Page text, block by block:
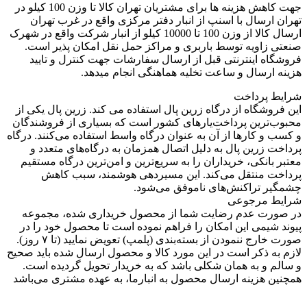
جهت کاهش هزینه ها برای مشتریان تهران کالا تا وزن 100 کیلو در
تهران ارسال با اسنپ از انبار دفتر مرکزی واقع در غرب تهران
ارسال کالا از وزن 100 تا 10000 کیلو از انبار شرکت واقع در شهرک
صنعتی زاویه توسط باربری و مراکز حمل نقل امکان پذیر است.
فروشگاه اینترنتی قبل از ارسال سفارشات جهت کنترل و تایید
هزینه ارسال و ساعت تخلیه هماهنگی انجام میدهد.
شرایط پرداخت
این فروشگاه از درگاه زرین پال استفاده می کند. زرین پال یکی از
محبوب‌ترین پرداخت‌یارهای کشور است که بسیاری از فروشندگان
و کسب و کارها از آن به عنوان درگاه واسط استفاده می‌کنند. درگاه
پرداخت زرین پال به دلیل اتصال همزمان به درگاه‌های متعدد و
معتبر بانکی، خریداران را به سریع‌ترین و امن‌ترین درگاه مستقیم
پرداخت منتقل می‌کند. این مسیردهی هوشمند، سبب کاهش
چشمگیر تراکنش‌های ناموفق می‌شود.
شرایط مرجوعی
در صورت عدم رضایت شما از محصول خریداری شده، مجموعه
پیوند شیمی این امکان را فراهم نموده است تا محصول خود را در
صورت خارج ننمودن از بسته‌بندی (پلمپ) تعویض نمایید (تا ۷ روز).
لازم به ذکر است در این مورد کالا و محصول ارسال شده باید صحیح
و سالم و به همان شکلی باشد که به خریدار تحویل گردیده است.
همچنین هزینه ارسال محصول به انبارما، به عهده مشتری می‌باشد